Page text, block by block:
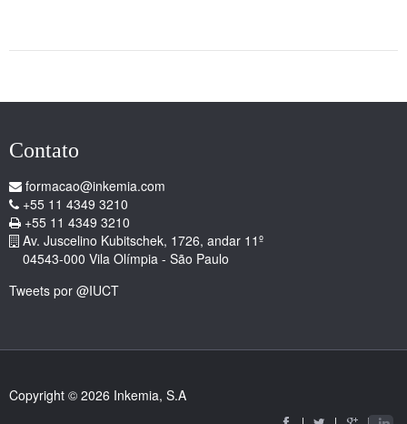
Contato
formacao@inkemia.com
+55 11 4349 3210
+55 11 4349 3210
Av. Juscelino Kubitschek, 1726, andar 11º
04543-000 Vila Olímpia - São Paulo
Tweets por @IUCT
Copyright © 2026 Inkemia, S.A